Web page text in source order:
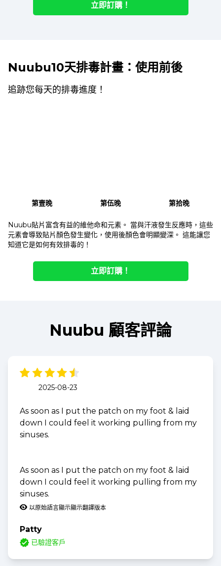
立即訂購！
Nuubu10天排毒計畫：使用前後
追跡您每天的排毒進度！
第壹晚 第伍晚 第拾晚
Nuubu貼片富含有益的維他命和元素。 當與汗液發生反應時，這些
元素會導致貼片顏色發生變化，使用後顏色會明顯變深。 這能讓您
知道它是如何有效排毒的！
立即訂購！
Nuubu 顧客評論
2025-08-23
As soon as I put the patch on my foot & laid
down I could feel it working pulling from my
sinuses.
As soon as I put the patch on my foot & laid
down I could feel it working pulling from my
sinuses.
以原始語言顯示顯示翻譯版本
Patty
已驗證客戶